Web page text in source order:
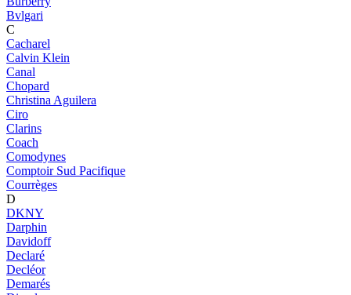
Bvlgari
C
Cacharel
Calvin Klein
Canal
Chopard
Christina Aguilera
Ciro
Clarins
Coach
Comodynes
Comptoir Sud Pacifique
Courrèges
D
DKNY
Darphin
Davidoff
Declaré
Decléor
Demarés